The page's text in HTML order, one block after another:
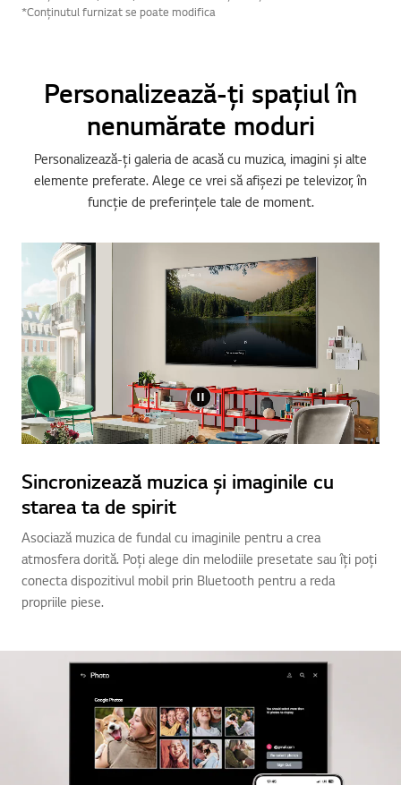
*Conținutul furnizat se poate modifica
Personalizează-ți spațiul în
nenumărate moduri
Personalizează-ți galeria de acasă cu muzica, imagini și alte
elemente preferate. Alege ce vrei să afișezi pe televizor, în
funcție de preferințele tale de moment.
Sincronizează muzica și imaginile cu
starea ta de spirit
Asociază muzica de fundal cu imaginile pentru a crea
atmosfera dorită. Poți alege din melodiile presetate sau îți poți
conecta dispozitivul mobil prin Bluetooth pentru a reda
propriile piese.